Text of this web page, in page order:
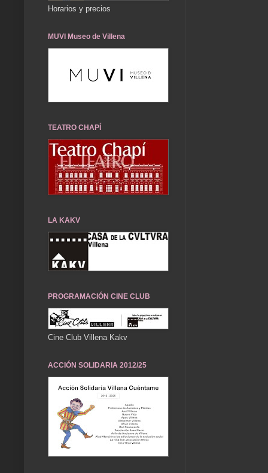
Horarios y precios
MUVI Museo de Villena
TEATRO CHAPÍ
LA KAKV
PROGRAMACIÓN CINE CLUB
Cine Club Villena Kakv
ACCIÓN SOLIDARIA 2012/25